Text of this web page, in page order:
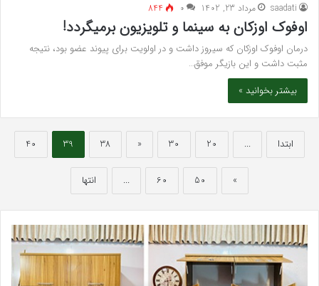
saadati مرداد 23, 1402 ۰ 844
اوفوک اوزکان به سینما و تلویزیون برمیگردد!
درمان اوفوک اوزکان که سیروز داشت و در اولویت برای پیوند عضو بود، نتیجه
مثبت داشت و این بازیگر موفق…
بیشتر بخوانید »
ابتدا ...
20
30
«
38
39
40
»
50
60
... انتها
بهترین
کلینیک
زیبایی
قند